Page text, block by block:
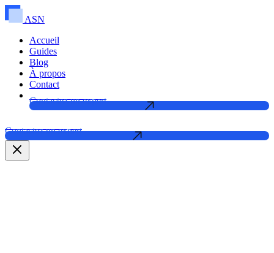
ASN
Accueil
Guides
Blog
À propos
Contact
Contactez un expert
Contactez un expert